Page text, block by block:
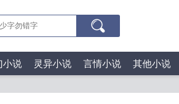
小说 灵异小说 言情小说 其他小说